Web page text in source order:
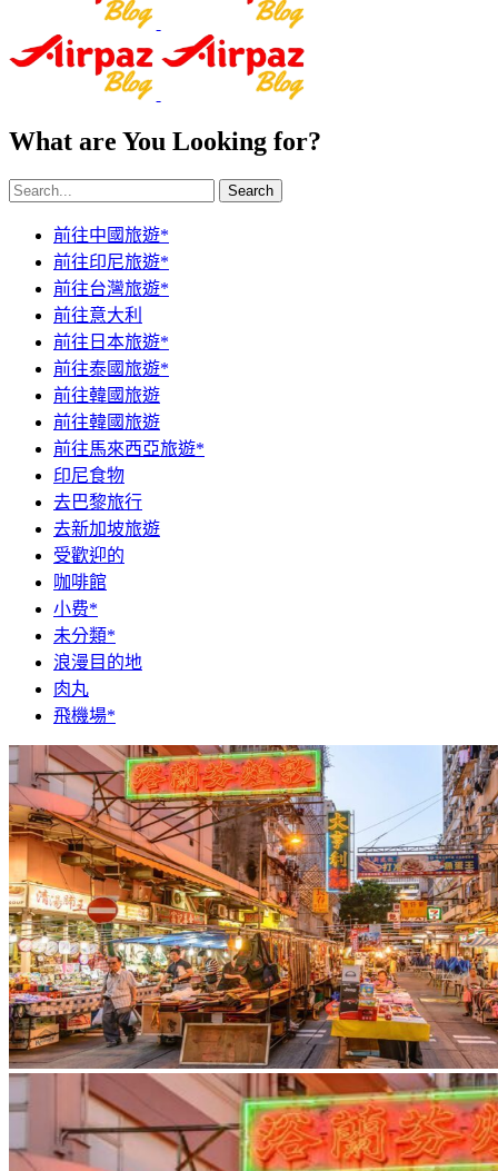
What are You Looking for?
Search
前往中國旅遊*
前往印尼旅遊*
前往台灣旅遊*
前往意大利
前往日本旅遊*
前往泰國旅遊*
前往韓國旅遊
前往韓國旅遊
前往馬來西亞旅遊*
印尼食物
去巴黎旅行
去新加坡旅遊
受歡迎的
咖啡館
小费*
未分類*
浪漫目的地
肉丸
飛機場*